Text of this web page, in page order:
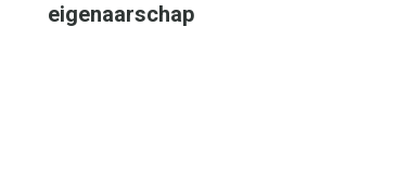
eigenaarschap